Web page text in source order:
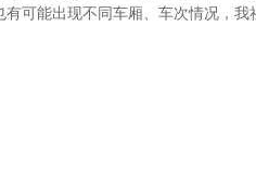
可能出现不同车厢、车次情况，我